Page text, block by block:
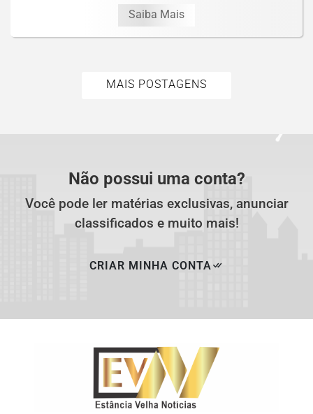
Saiba Mais
MAIS POSTAGENS
Não possui uma conta?
Você pode ler matérias exclusivas, anunciar
classificados e muito mais!
CRIAR MINHA CONTA